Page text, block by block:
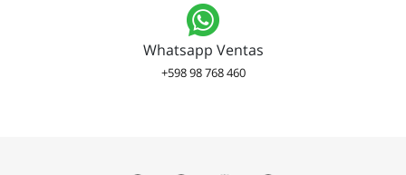
Whatsapp Ventas
+598 98 768 460